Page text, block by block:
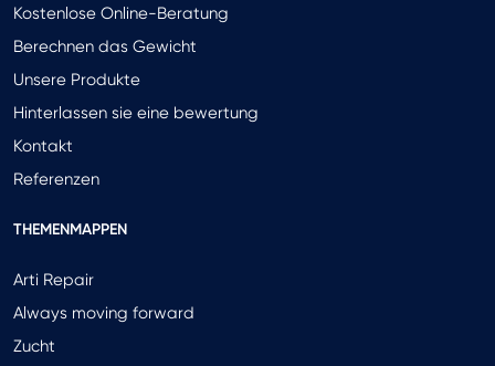
Kostenlose Online-Beratung
Berechnen das Gewicht
Unsere Produkte
Hinterlassen sie eine bewertung
Kontakt
Referenzen
THEMENMAPPEN
Arti Repair
Always moving forward
Zucht